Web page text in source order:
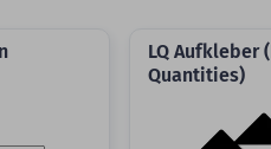
LQ Aufkleber
Quantities)